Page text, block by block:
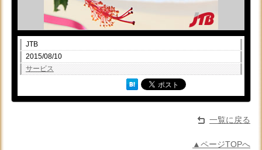
JTB
2015/08/10
サービス
一覧に戻る
▲ページTOPへ